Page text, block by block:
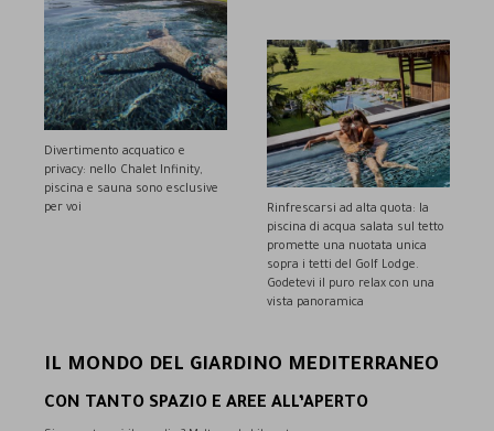
Divertimento acquatico e
privacy: nello Chalet Infinity,
piscina e sauna sono esclusive
per voi
Rinfrescarsi ad alta quota: la
piscina di acqua salata sul tetto
promette una nuotata unica
sopra i tetti del Golf Lodge.
Godetevi il puro relax con una
vista panoramica
IL MONDO DEL GIARDINO MEDITERRANEO
CON TANTO SPAZIO E AREE ALL’APERTO